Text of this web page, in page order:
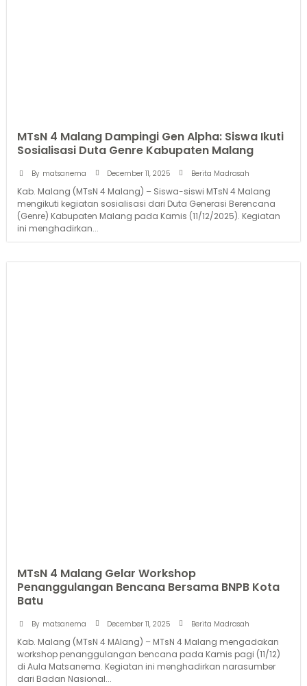
MTsN 4 Malang Dampingi Gen Alpha: Siswa Ikuti
Sosialisasi Duta Genre Kabupaten Malang
By matsanema December 11, 2025 Berita Madrasah
Kab. Malang (MTsN 4 Malang) – Siswa-siswi MTsN 4 Malang
mengikuti kegiatan sosialisasi dari Duta Generasi Berencana
(Genre) Kabupaten Malang pada Kamis (11/12/2025). Kegiatan
ini menghadirkan...
MTsN 4 Malang Gelar Workshop
Penanggulangan Bencana Bersama BNPB Kota
Batu
By matsanema December 11, 2025 Berita Madrasah
Kab. Malang (MTsN 4 MAlang) – MTsN 4 Malang mengadakan
workshop penanggulangan bencana pada Kamis pagi (11/12)
di Aula Matsanema. Kegiatan ini menghadirkan narasumber
dari Badan Nasional...